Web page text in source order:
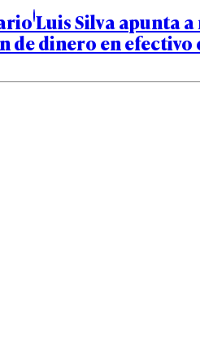
Luis Silva apunta
de dinero en efectivo